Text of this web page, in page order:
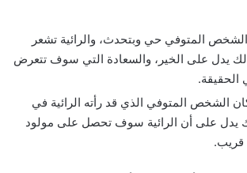
المتوفي حي وبتحدث، والرائية تشعر
يدل على الخير، والسعادة التي سوف تتعرض
الحقيقة.
الشخص المتوفي الذي قد رأته الرائية في
يدل على أن الرائية سوف تحصل على مولود